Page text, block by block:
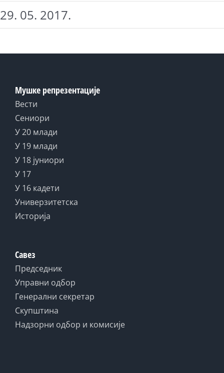
29. 05. 2017.
Мушке репрезентације
Вести
Сениори
У 20 млади
У 19 млади
У 18 јуниори
У 17
У 16 кадети
Универзитетска
Историја
Савез
Председник
Управни одбор
Генерални секретар
Скупштина
Надзорни одбор и комисије